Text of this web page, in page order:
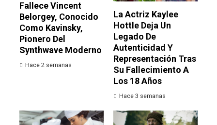
Fallece Vincent
Belorgey, Conocido
Como Kavinsky,
Pionero Del
Synthwave Moderno
Hace 2 semanas
La Actriz Kaylee
Hottle Deja Un
Legado De
Autenticidad Y
Representación Tras
Su Fallecimiento A
Los 18 Años
Hace 3 semanas